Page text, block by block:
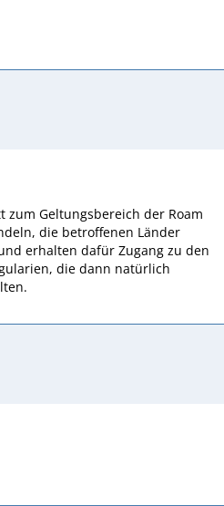
Geltungsbereich der Roam
die betroffenen Länder
erhalten dafür Zugang zu den
die dann natürlich